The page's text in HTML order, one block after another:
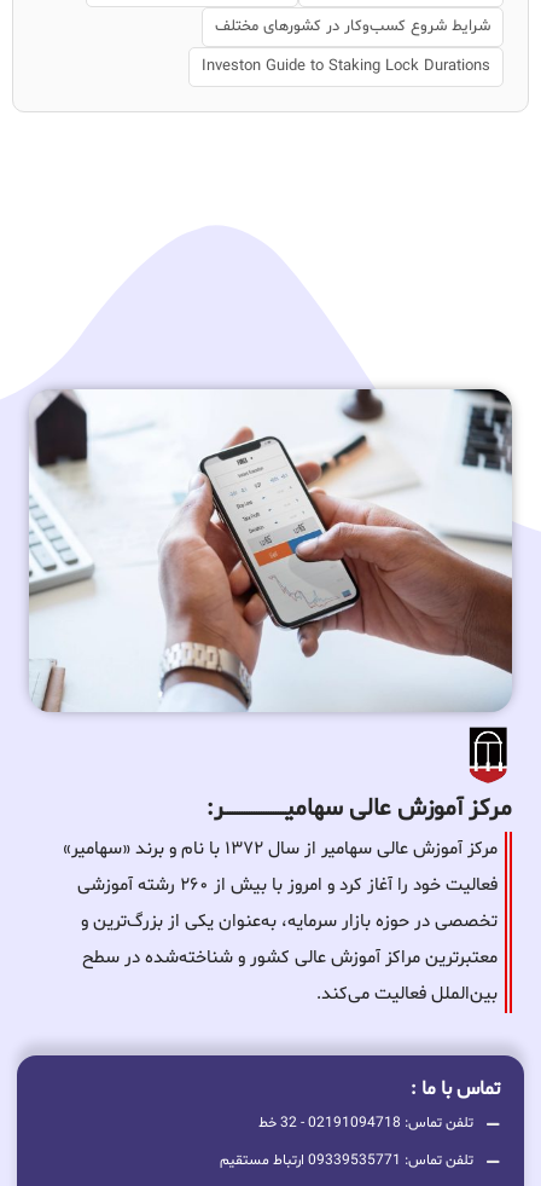
شرایط شروع کسب‌وکار در کشورهای مختلف
Investon Guide to Staking Lock Durations
مرکز آموزش عالی سهامیـــــــــــــــــــــــــر:
مرکز آموزش عالی سهامیر از سال ۱۳۷۲ با نام و برند «سهامیر»
فعالیت خود را آغاز کرد و امروز با بیش از ۲۶۰ رشته آموزشی
تخصصی در حوزه بازار سرمایه، به‌عنوان یکی از بزرگ‌ترین و
معتبرترین مراکز آموزش عالی کشور و شناخته‌شده در سطح
بین‌الملل فعالیت می‌کند.
تماس با ما :
تلفن تماس: 02191094718 - 32 خط
تلفن تماس: 09339535771 ارتباط مستقیم